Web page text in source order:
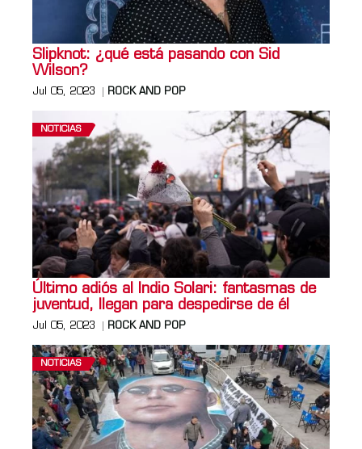
Slipknot: ¿qué está pasando con Sid
Wilson?
Jul 05, 2023 ROCK AND POP
NOTICIAS
Último adiós al Indio Solari: fantasmas de
juventud, llegan para despedirse de él
Jul 05, 2023 ROCK AND POP
NOTICIAS